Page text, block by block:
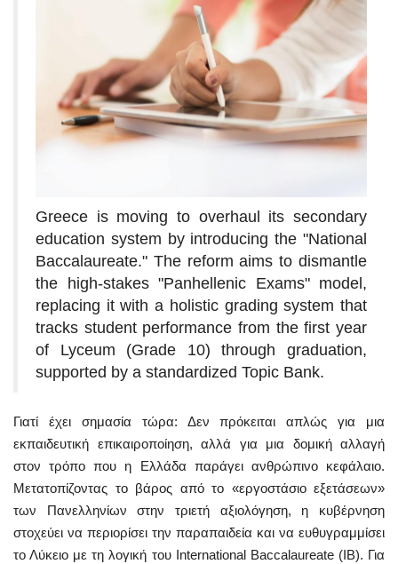
Greece is moving to overhaul its secondary
education system by introducing the "National
Baccalaureate." The reform aims to dismantle
the high-stakes "Panhellenic Exams" model,
replacing it with a holistic grading system that
tracks student performance from the first year
of Lyceum (Grade 10) through graduation,
supported by a standardized Topic Bank.
Γιατί έχει σημασία τώρα: Δεν πρόκειται απλώς για μια
εκπαιδευτική επικαιροποίηση, αλλά για μια δομική αλλαγή
στον τρόπο που η Ελλάδα παράγει ανθρώπινο κεφάλαιο.
Μετατοπίζοντας το βάρος από το «εργοστάσιο εξετάσεων»
των Πανελληνίων στην τριετή αξιολόγηση, η κυβέρνηση
στοχεύει να περιορίσει την παραπαιδεία και να ευθυγραμμίσει
το Λύκειο με τη λογική του International Baccalaureate (IB). Για